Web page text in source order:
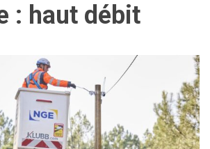
: haut débit